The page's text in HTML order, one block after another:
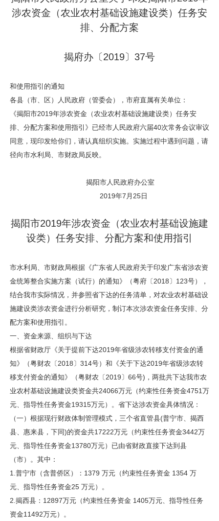
涉农资金（农业农村基础设施建设类）任务安
排、分配方案
揭府办〔2019〕37号
和使用指引的通知
各县（市、区）人民政府（管委会），市府直属有关单位：
《揭阳市2019年涉农资金（农业农村基础设施建设类）任务安
排、分配方案和使用指引》已经市人民政府六届40次常务会议审议
同意，现印发给你们，请认真组织实施。实施过程中遇到问题，请
径向市水利局、市财政局反映。
揭阳市人民政府办公室
2019年7月25日
揭阳市2019年涉农资金（农业农村基础设施建
设类）任务安排、分配方案和使用指引
市水利局、市财政局根据《广东省人民政府关于印发广东省涉农资
金统筹整合实施方案（试行）的通知》（粤府〔2018〕123号），
结合我市实际情况，并参照省下达的任务清单，对农业农村基础设
施建设类涉农资金进行分析研究，制订本次涉农资金任务安排、分
配方案和使用指引。
一、资金来源、组织与下达
根据省财政厅《关于提前下达2019年省级涉农转移支付资金的通
知》（粤财农〔2018〕314号）和《关于下达2019年省级涉农转
移支付资金的通知》（粤财农〔2019〕66号)，两批共下达我市农
业农村基础设施建设类资金共24066万元（约束性任务资金4751万
元、指导性任务资金19315万元）。省下达涉农资金具体情况：
（一）根据现行财政体制管理模式，三个省直管县(普宁市、揭西
县、惠来县，下同)的资金共17222万元（约束性任务资金3442万
元、指导性任务资金13780万元）已由省财政直接下达到县
（市）。其中：
1.普宁市（含普侨区）：1379 万元（约束性任务资金 1354 万
元、指导性任务资金25 万元）。
2.揭西县：12897万元（约束性任务资金 1405万元、指导性任务
资金11492万元）。